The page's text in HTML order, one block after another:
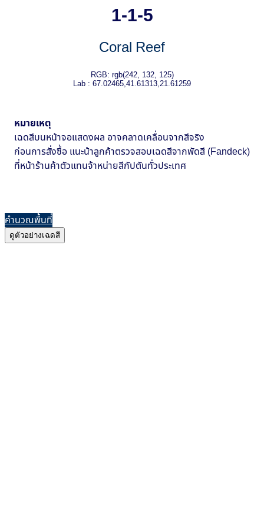
1-1-5
Coral Reef
RGB: rgb(242, 132, 125)
Lab : 67.02465,41.61313,21.61259
หมายเหตุ
เฉดสีบนหน้าจอแสดงผล อาจคลาดเคลื่อนจากสีจริง
ก่อนการสั่งซื้อ แนะน้าลูกค้าตรวจสอบเฉดสีจากพัดสี (Fandeck)
ที่หน้าร้านค้าตัวแทนจ้าหน่ายสีกัปตันทั่วประเทศ
คำนวณพื้นที่
ดูตัวอย่างเฉดสี